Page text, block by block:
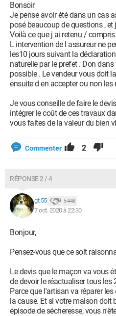
Bonsoir
Je pense avoir été dans un cas
posé beaucoup de questions ,
Voilà ce que j ai retenu /
L intervention de l assureur ne
les10 jours suivant la
naturelle par le prefet . Don
possible . Le vendeur vous doit
ensuite d en accepter ou non les
Je vous conseille de faire le
intégrer le coût de ces travaux
vous faites de la valeur du bien
Commenter 2
RÉPONSE 2 / 4
gt.55 5 448
7 oct. 2020 à 22:30
Bonjour,
Pensez-vous que ce soit
Le devis que le maçon va vous
de devoir le réactualiser tous les
Parce que l'artisan va réparer
la cause. Et si votre maison doit
épisode de sécheresse, vous